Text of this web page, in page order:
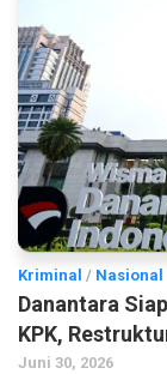
Kriminal / Nasional
Danantara
KPK,
Juni 30, 2026